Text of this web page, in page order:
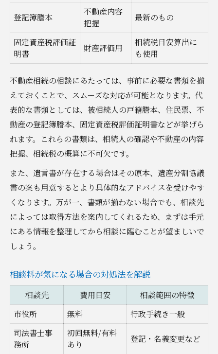
登記簿謄本
不動産内容
把握
最新のもの
固定資産税評価証
明書
財産評価用
相続税目安算出に
も使用
不動産相続の相談にあたっては、事前に必要な書類を揃
えておくことで、スムーズな対応が可能となります。代
表的な書類としては、被相続人の戸籍謄本、住民票、不
動産の登記簿謄本、固定資産税評価証明書などが挙げら
れます。これらの書類は、相続人の確認や不動産の内容
把握、相続税の概算に不可欠です。
また、遺言書が存在する場合はその原本、遺産分割協議
書の案も用意するとより具体的なアドバイスを受けやす
くなります。万が一、書類が揃わない場合でも、相談先
によっては取得方法を案内してくれるため、まずは手元
にある情報を整理してから相談に臨むことが望ましいで
しょう。
相談料が気になる場合の対処法を解説
相談先 費用目安
相談範囲の特徴
市役所
無料
行政手続き一般
司法書士事
務所
初回無料/有料
あり
登記・名義変更など